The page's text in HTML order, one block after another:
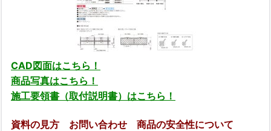
CAD図面はこちら！
商品写真はこちら！
施工要領書（取付説明書）はこちら！
資料の見方 お問い合わせ 商品の安全性について